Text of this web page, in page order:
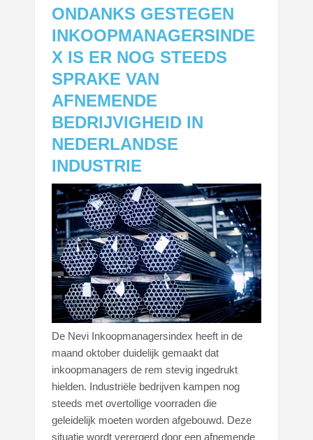
ONDANKS GESTEGEN
INKOOPMANAGERSINDE
X IS ER NOG STEEDS
SPRAKE VAN
AFNEMENDE
BEDRIJVIGHEID IN
NEDERLANDSE
INDUSTRIE
De Nevi Inkoopmanagersindex heeft in de
maand oktober duidelijk gemaakt dat
inkoopmanagers de rem stevig ingedrukt
hielden. Industriële bedrijven kampen nog
steeds met overtollige voorraden die
geleidelijk moeten worden afgebouwd. Deze
situatie wordt verergerd door een afnemende